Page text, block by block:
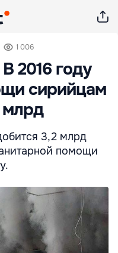
1 006
2016 году
сирийцам
млрд
3,2 млрд
помощи